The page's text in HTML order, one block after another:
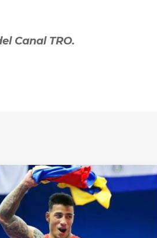
Canal TRO.